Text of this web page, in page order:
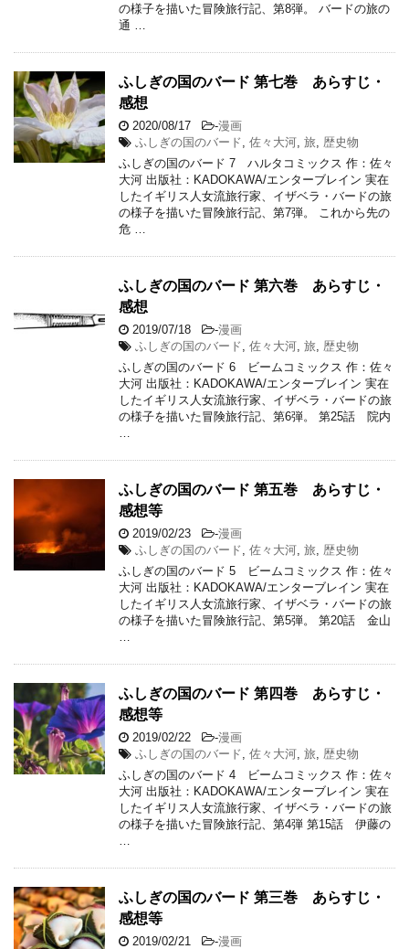
の様子を描いた冒険旅行記、第8弾。 バードの旅の
通 …
ふしぎの国のバード 第七巻 あらすじ・
感想
2020/08/17 -漫画
ふしぎの国のバード 佐々大河 旅 歴史物
ふしぎの国のバード 7 ハルタコミックス 作：佐々
大河 出版社：KADOKAWA/エンターブレイン 実在
したイギリス人女流旅行家、イザベラ・バードの旅
の様子を描いた冒険旅行記、第7弾。 これから先の
危 …
ふしぎの国のバード 第六巻 あらすじ・
感想
2019/07/18 -漫画
ふしぎの国のバード 佐々大河 旅 歴史物
ふしぎの国のバード 6 ビームコミックス 作：佐々
大河 出版社：KADOKAWA/エンターブレイン 実在
したイギリス人女流旅行家、イザベラ・バードの旅
の様子を描いた冒険旅行記、第6弾。 第25話 院内
ふしぎの国のバード 第五巻 あらすじ・
感想等
2019/02/23 -漫画
ふしぎの国のバード 佐々大河 旅 歴史物
ふしぎの国のバード 5 ビームコミックス 作：佐々
大河 出版社：KADOKAWA/エンターブレイン 実在
したイギリス人女流旅行家、イザベラ・バードの旅
の様子を描いた冒険旅行記、第5弾。 第20話 金山
ふしぎの国のバード 第四巻 あらすじ・
感想等
2019/02/22 -漫画
ふしぎの国のバード 佐々大河 旅 歴史物
ふしぎの国のバード 4 ビームコミックス 作：佐々
大河 出版社：KADOKAWA/エンターブレイン 実在
したイギリス人女流旅行家、イザベラ・バードの旅
の様子を描いた冒険旅行記、第4弾 第15話 伊藤の
ふしぎの国のバード 第三巻 あらすじ・
感想等
2019/02/21 -漫画